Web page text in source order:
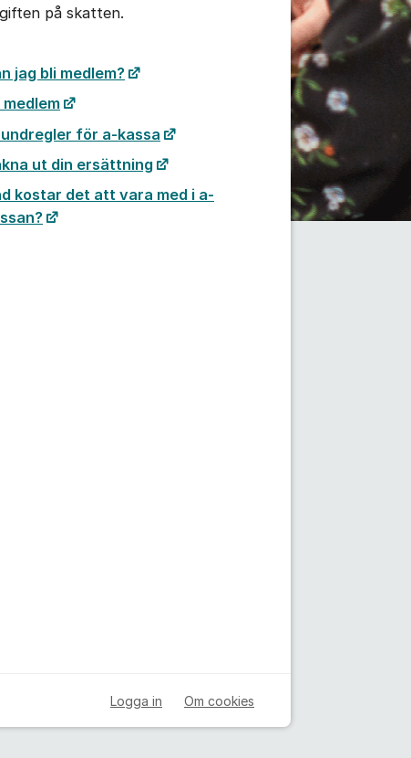
på skatten.
jag bli medlem?
medlem
för a-kassa
ut din ersättning
kostar det att vara med i a-
Logga in Om cookies